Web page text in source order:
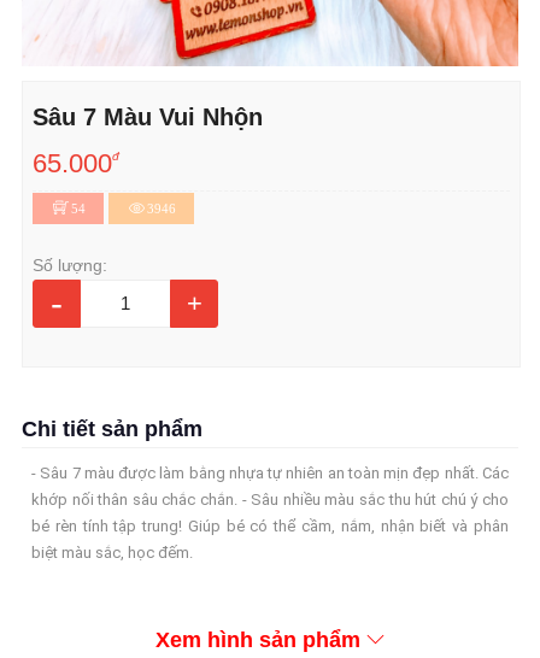
Sâu 7 Màu Vui Nhộn
65.000đ
54 3946
Số lượng:
- +
Chi tiết sản phẩm
- Sâu 7 màu được làm bằng nhựa tự nhiên an toàn mịn đẹp nhất. Các
khớp nối thân sâu chắc chắn. - Sâu nhiều màu sắc thu hút chú ý cho
bé rèn tính tập trung! Giúp bé có thể cầm, nắm, nhận biết và phân
biệt màu sắc, học đếm.
Xem hình sản phẩm